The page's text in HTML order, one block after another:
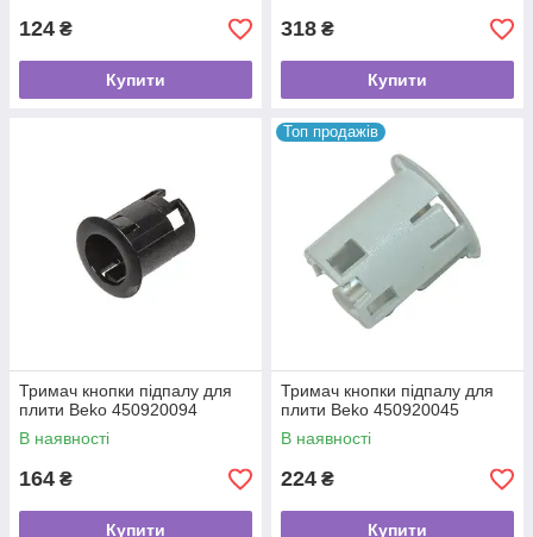
124 ₴
Купити
318 ₴
Купити
Тримач кнопки підпалу для
плити Beko 450920094
В наявності
164 ₴
Купити
Топ продажів
Тримач кнопки підпалу для
плити Beko 450920045
В наявності
224 ₴
Купити